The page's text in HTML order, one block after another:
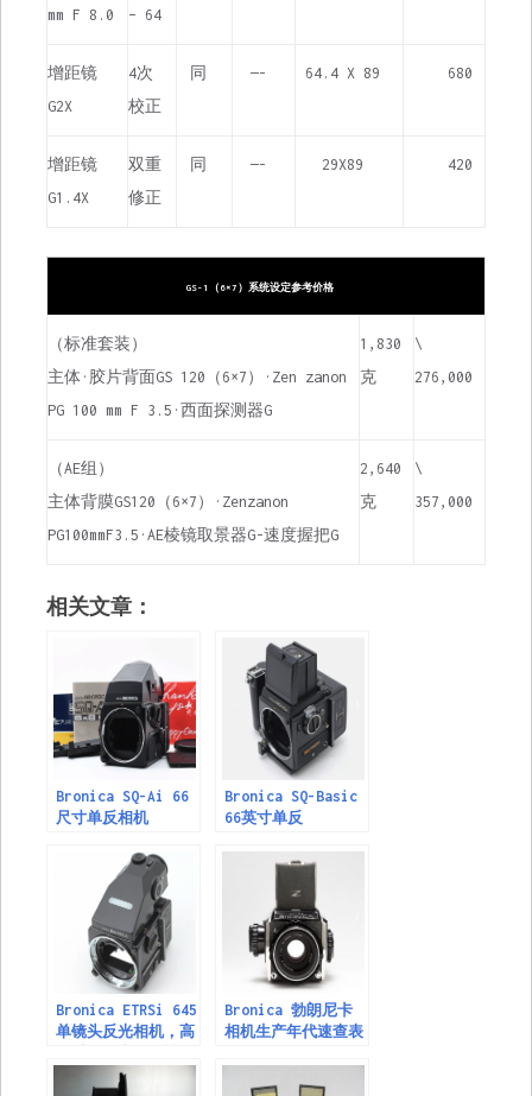
mm F 8.0
– 64
增距镜
G2X
4次
校正
同 —- 64.4 X 89 680
增距镜
G1.4X
双重
修正
同 —- 29X89 420
GS-1（6×7）系统设定参考价格
（标准套装）
主体·胶片背面GS 120（6×7）·Zen zanon
PG 100 mm F 3.5·西面探测器G
1,830
克
\
276,000
（AE组）
主体背膜GS120（6×7）·Zenzanon
PG100mmF3.5·AE棱镜取景器G-速度握把G
2,640
克
\
357,000
相关文章：
Bronica SQ-Ai 66
尺寸单反相机
Bronica SQ-Basic
66英寸单反
Bronica ETRSi 645
单镜头反光相机，高
Bronica 勃朗尼卡
相机生产年代速查表